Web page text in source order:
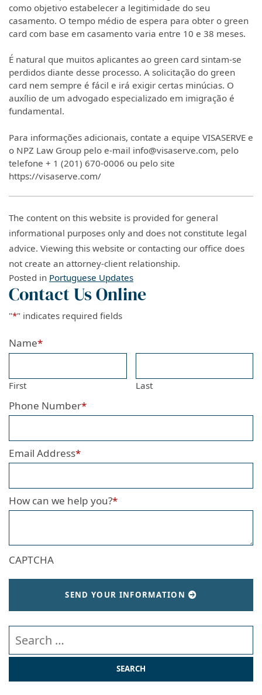
como objetivo estabelecer a legitimidade do seu
casamento. O tempo médio de espera para obter o green
card com base em casamento varia entre 10 e 38 meses.
É natural que muitos aplicantes ao green card sintam-se
perdidos diante desse processo. A solicitação do green
card nem sempre é fácil e irá exigir certas minúcias. O
auxílio de um advogado especializado em imigração é
fundamental.
Para informações adicionais, contate a equipe VISASERVE e
o NPZ Law Group pelo e-mail info@visaserve.com, pelo
telefone + 1 (201) 670-0006 ou pelo site
https://visaserve.com/
The content on this website is provided for general
informational purposes only and does not constitute legal
advice. Viewing this website or contacting our office does
not create an attorney-client relationship.
Posted in Portuguese Updates
Contact Us Online
"*" indicates required fields
Name*
First Last
Phone Number*
Email Address*
How can we help you?*
CAPTCHA
SEND YOUR INFORMATION
Search our website